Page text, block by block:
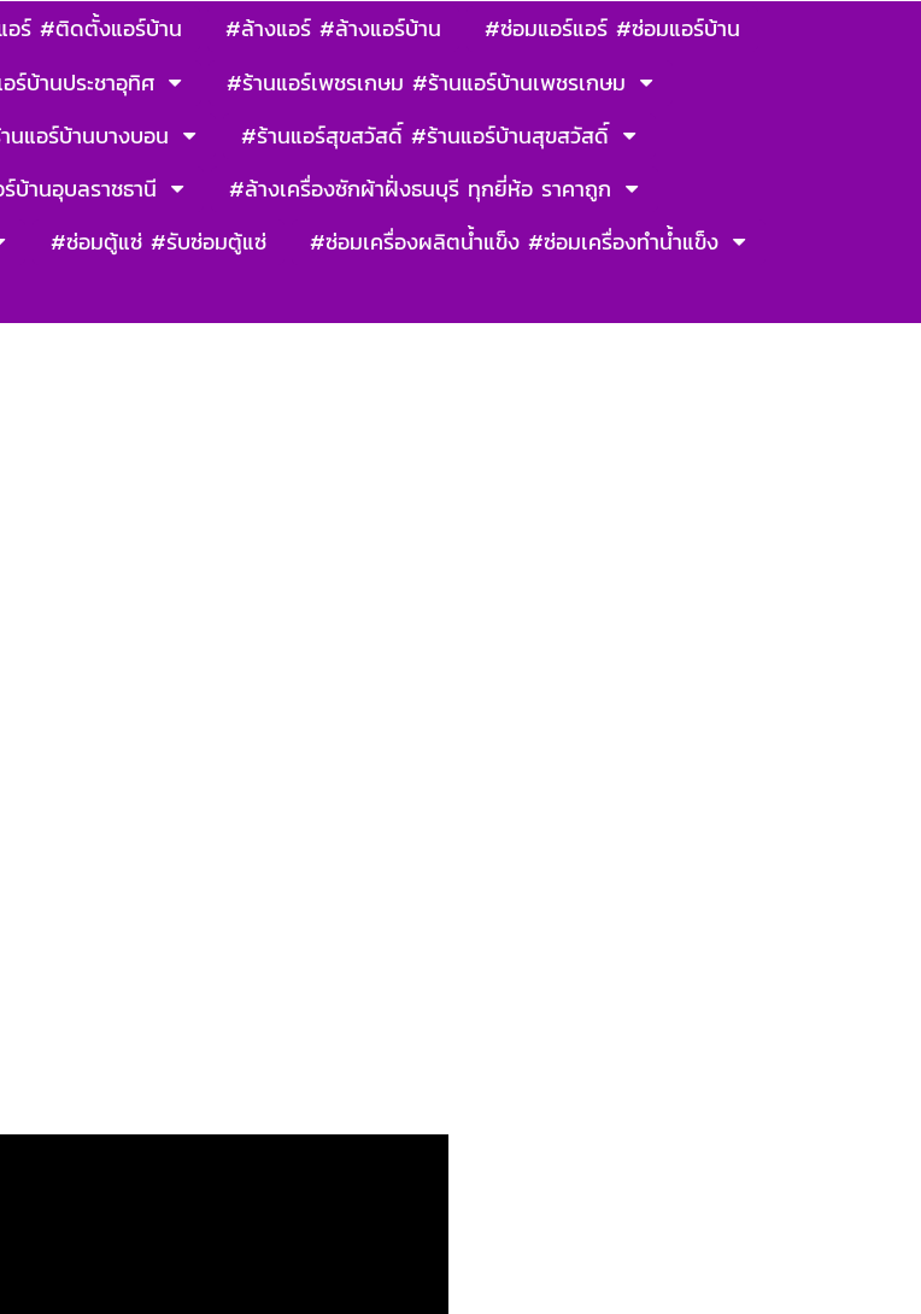
ร์ #ติดตั้งแอร์บ้าน #ล้างแอร์ #ล้างแอร์บ้าน
#ซ่อมแอร์แอร์ #ซ่อมแอร์บ้าน
ร์บ้านประชาอุทิศ
#ร้านแอร์เพชรเกษม #ร้านแอร์บ้านเพชรเกษม
แอร์บ้านบางบอน
#ร้านแอร์สุขสวัสดิ์ #ร้านแอร์บ้านสุขสวัสดิ์
บ้านอุบลราชธานี
#ล้างเครื่องซักผ้าฝั่งธนบุรี ทุกยี่ห้อ ราคาถูก
#ซ่อมตู้แซ่ #รับซ่อมตู้แซ่
#ซ่อมเครื่องผลิตน้ำแข็ง #ซ่อมเครื่องทำน้ำแข็ง